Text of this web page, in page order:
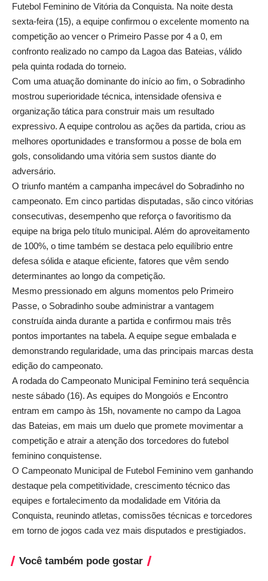
Futebol Feminino de Vitória da Conquista. Na noite desta
sexta-feira (15), a equipe confirmou o excelente momento na
competição ao vencer o Primeiro Passe por 4 a 0, em
confronto realizado no campo da Lagoa das Bateias, válido
pela quinta rodada do torneio.
Com uma atuação dominante do início ao fim, o Sobradinho
mostrou superioridade técnica, intensidade ofensiva e
organização tática para construir mais um resultado
expressivo. A equipe controlou as ações da partida, criou as
melhores oportunidades e transformou a posse de bola em
gols, consolidando uma vitória sem sustos diante do
adversário.
O triunfo mantém a campanha impecável do Sobradinho no
campeonato. Em cinco partidas disputadas, são cinco vitórias
consecutivas, desempenho que reforça o favoritismo da
equipe na briga pelo título municipal. Além do aproveitamento
de 100%, o time também se destaca pelo equilíbrio entre
defesa sólida e ataque eficiente, fatores que vêm sendo
determinantes ao longo da competição.
Mesmo pressionado em alguns momentos pelo Primeiro
Passe, o Sobradinho soube administrar a vantagem
construída ainda durante a partida e confirmou mais três
pontos importantes na tabela. A equipe segue embalada e
demonstrando regularidade, uma das principais marcas desta
edição do campeonato.
A rodada do Campeonato Municipal Feminino terá sequência
neste sábado (16). As equipes do Mongoiós e Encontro
entram em campo às 15h, novamente no campo da Lagoa
das Bateias, em mais um duelo que promete movimentar a
competição e atrair a atenção dos torcedores do futebol
feminino conquistense.
O Campeonato Municipal de Futebol Feminino vem ganhando
destaque pela competitividade, crescimento técnico das
equipes e fortalecimento da modalidade em Vitória da
Conquista, reunindo atletas, comissões técnicas e torcedores
em torno de jogos cada vez mais disputados e prestigiados.
Você também pode gostar